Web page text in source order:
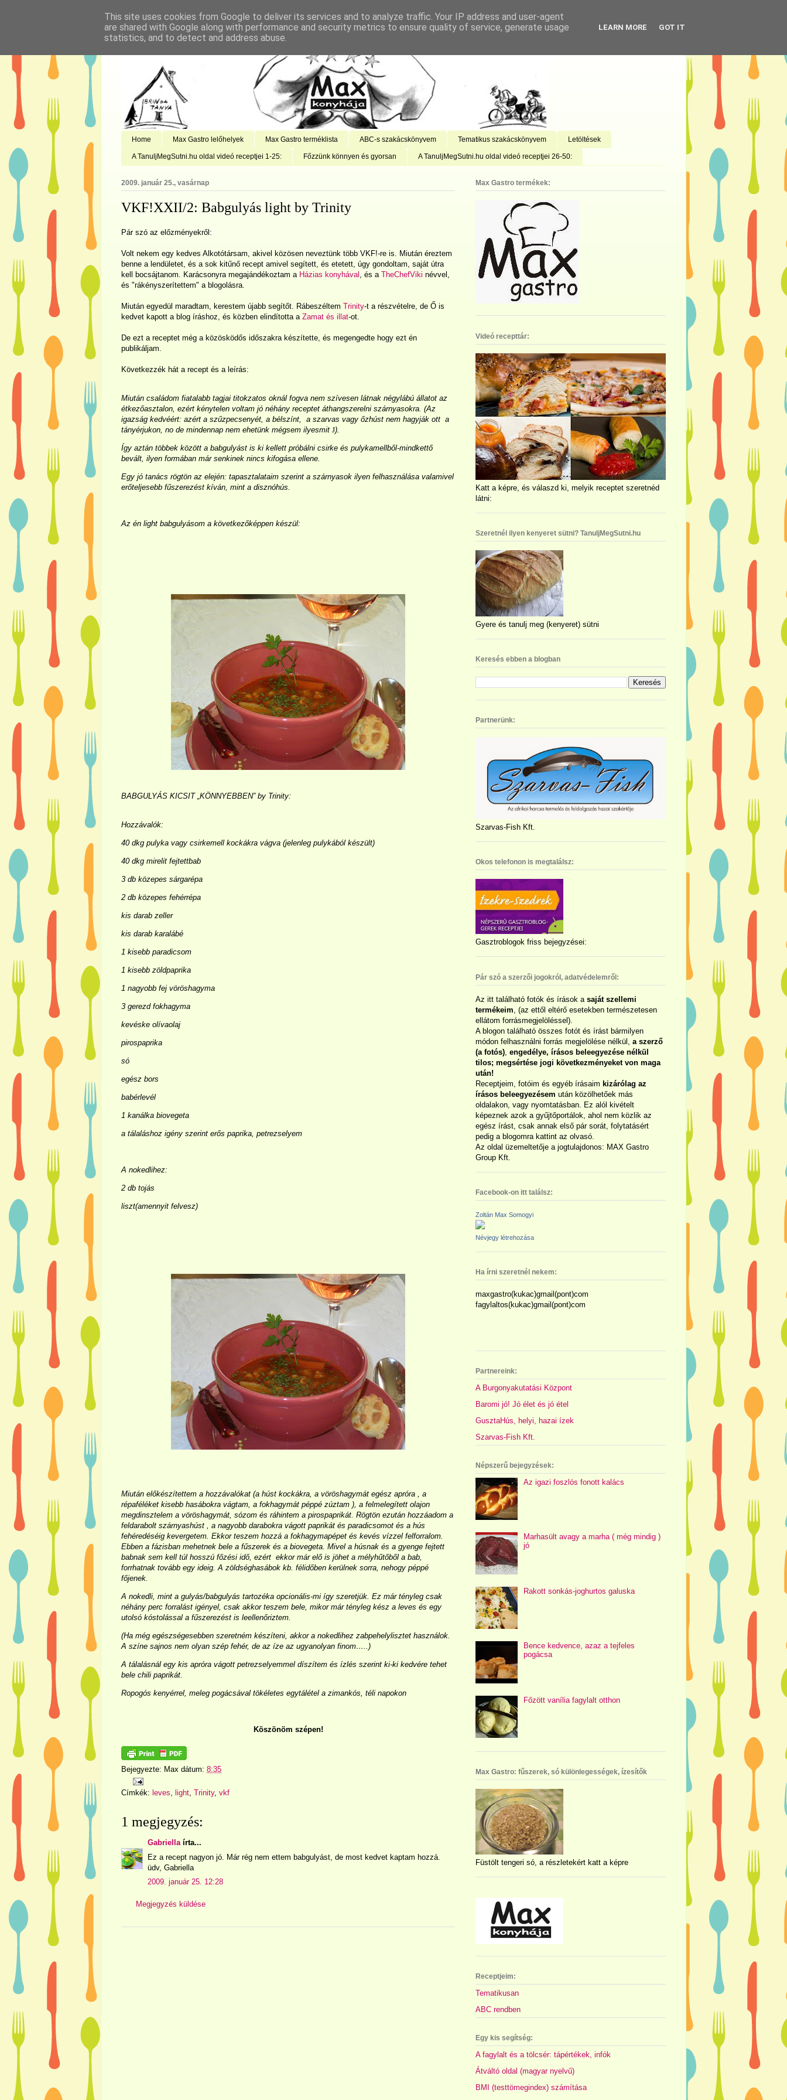
Home Max Gastro lelőhelyek Max Gastro terméklista ABC-s szakácskönyvem Tematikus szakácskönyvem Letöltések
A TanuljMegSutni.hu oldal videó receptjei 1-25: Főzzünk könnyen és gyorsan A TanuljMegSutni.hu oldal videó receptjei 26-50:
2009. január 25., vasárnap
VKF!XXII/2: Babgulyás light by Trinity
Pár szó az előzményekről:
Volt nekem egy kedves Alkotótársam, akivel közösen neveztünk több VKF!-re is. Miután éreztem
benne a lendületet, és a sok kitűnő recept amivel segített, és etetett, úgy gondoltam, saját útra
kell bocsájtanom. Karácsonyra megajándékoztam a Házias konyhával , és a TheChefViki névvel,
és "rákényszerítettem" a blogolásra.
Miután egyedül maradtam, kerestem újabb segítőt. Rábeszéltem Trinity-t a részvételre, de Ő is
kedvet kapott a blog íráshoz, és közben elindította a Zamat és illat-ot.
De ezt a receptet még a közösködős időszakra készítette, és megengedte hogy ezt én
publikáljam.
Következzék hát a recept és a leírás:
Miután családom fiatalabb tagjai titokzatos oknál fogva nem szívesen látnak négylábú állatot az
étkezőasztalon, ezért kénytelen voltam jó néhány receptet áthangszerelni szárnyasokra. (Az
igazság kedvéért: azért a szűzpecsenyét, a bélszínt, a szarvas vagy őzhúst nem hagyják ott a
tányérjukon, no de mindennap nem ehetünk mégsem ilyesmit J).
Így aztán többek között a babgulyást is ki kellett próbálni csirke és pulykamellből-mindkettő
bevált, ilyen formában már senkinek nincs kifogása ellene.
Egy jó tanács rögtön az elején: tapasztalataim szerint a szárnyasok ilyen felhasználása valamivel
erőteljesebb fűszerezést kíván, mint a disznóhús.
Az én light babgulyásom a következőképpen készül:
BABGULYÁS KICSIT „KÖNNYEBBEN” by Trinity:
Hozzávalók:
40 dkg pulyka vagy csirkemell kockákra vágva (jelenleg pulykából készült)
40 dkg mirelit fejtettbab
3 db közepes sárgarépa
2 db közepes fehérrépa
kis darab zeller
kis darab karalábé
1 kisebb paradicsom
1 kisebb zöldpaprika
1 nagyobb fej vöröshagyma
3 gerezd fokhagyma
kevéske olívaolaj
pirospaprika
só
egész bors
babérlevél
1 kanálka biovegeta
a tálaláshoz igény szerint erős paprika, petrezselyem
A nokedlihez:
2 db tojás
liszt(amennyit felvesz)
Miután előkészítettem a hozzávalókat (a húst kockákra, a vöröshagymát egész apróra , a
répaféléket kisebb hasábokra vágtam, a fokhagymát péppé zúztam ), a felmelegített olajon
megdinsztelem a vöröshagymát, sózom és ráhintem a pirospaprikát. Rögtön ezután hozzáadom a
feldarabolt szárnyashúst , a nagyobb darabokra vágott paprikát és paradicsomot és a hús
fehéredéséig kevergetem. Ekkor teszem hozzá a fokhagymapépet és kevés vízzel felforralom.
Ebben a fázisban mehetnek bele a fűszerek és a biovegeta. Mivel a húsnak és a gyenge fejtett
babnak sem kell túl hosszú főzési idő, ezért ekkor már elő is jöhet a mélyhűtőből a bab,
forrhatnak tovább egy ideig. A zöldséghasábok kb. félidőben kerülnek sorra, nehogy péppé
főjenek.
A nokedli, mint a gulyás/babgulyás tartozéka opcionális-mi így szeretjük. Ez már tényleg csak
néhány perc forralást igényel, csak akkor teszem bele, mikor már tényleg kész a leves és egy
utolsó kóstolással a fűszerezést is leellenőriztem.
(Ha még egészségesebben szeretném készíteni, akkor a nokedlihez zabpehelylisztet használok.
A színe sajnos nem olyan szép fehér, de az íze az ugyanolyan finom…..)
A tálalásnál egy kis apróra vágott petrezselyemmel díszítem és ízlés szerint ki-ki kedvére tehet
bele chili paprikát.
Ropogós kenyérrel, meleg pogácsával tökéletes egytálétel a zimankós, téli napokon
Köszönöm szépen!
Bejegyezte: Max dátum: 8:35
Címkék: leves, light, Trinity, vkf
1 megjegyzés:
Gabriellaírta...
Ez a recept nagyon jó. Már rég nem ettem babgulyást, de most kedvet kaptam hozzá.
üdv, Gabriella
2009. január 25. 12:28
Megjegyzés küldése
Max Gastro termékek:
Videó recepttár:
Katt a képre, és válaszd ki, melyik receptet szeretnéd
látni:
Szeretnél ilyen kenyeret sütni? TanuljMegSutni.hu
Gyere és tanulj meg (kenyeret) sütni
Keresés ebben a blogban
Partnerünk:
Szarvas-Fish Kft.
Okos telefonon is megtalálsz:
Gasztroblogok friss bejegyzései:
Pár szó a szerzői jogokról, adatvédelemről:
Az itt található fotók és írások a saját szellemi
termékeim , (az ettől eltérő esetekben természetesen
ellátom forrásmegjelöléssel).
A blogon található összes fotót és írást bármilyen
módon felhasználni forrás megjelölése nélkül, a szerző
(a fotós) engedélye, írásos beleegyezése nélkül
tilos; megsértése jogi következményeket von maga
után!
Receptjeim, fotóim és egyéb írásaim kizárólag az
írásos beleegyezésem után közölhetőek más
oldalakon, vagy nyomtatásban. Ez alól kivételt
képeznek azok a gyűjtőportálok, ahol nem közlik az
egész írást, csak annak első pár sorát, folytatásért
pedig a blogomra kattint az olvasó.
Az oldal üzemeltetője a jogtulajdonos: MAX Gastro
Group Kft.
Facebook-on itt találsz:
Zoltán Max Somogyi
Névjegy létrehozása
Ha írni szeretnél nekem:
maxgastro(kukac)gmail(pont)com
fagylaltos(kukac)gmail(pont)com
Partnereink:
A Burgonyakutatási Központ
Baromi jó! Jó élet és jó étel
GusztaHús, helyi, hazai ízek
Szarvas-Fish Kft.
Népszerű bejegyzések:
Az igazi foszlós fonott kalács
Marhasült avagy a marha ( még mindig )
jó
Rakott sonkás-joghurtos galuska
Bence kedvence, azaz a tejfeles
pogácsa
Főzött vanília fagylalt otthon
Max Gastro: fűszerek, só különlegességek, ízesítők
Füstölt tengeri só, a részletekért katt a képre
Receptjeim:
Tematikusan
ABC rendben
Egy kis segítség:
A fagylalt és a tölcsér: tápértékek, infók
Átváltó oldal (magyar nyelvű)
BMI (testtömegindex) számítása
This site uses cookies from Google to deliver its services and to analyze traffic. Your IP address and user-agent
are shared with Google along with performance and security metrics to ensure quality of service, generate usage
statistics, and to detect and address abuse.
LEARN MORE GOT IT